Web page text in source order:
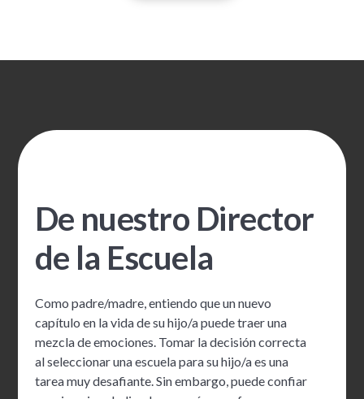
De nuestro Director
de la Escuela
Como padre/madre, entiendo que un nuevo
capítulo en la vida de su hijo/a puede traer una
mezcla de emociones. Tomar la decisión correcta
al seleccionar una escuela para su hijo/a es una
tarea muy desafiante. Sin embargo, puede confiar